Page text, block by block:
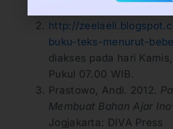
http://
buku-teks-menurut-
diakses pada hari Kamis,
Pukul 07.00 WIB.
Prastowo, Andi. 2012.
Membuat Bahan Ajar
Jogjakarta: DIVA Press